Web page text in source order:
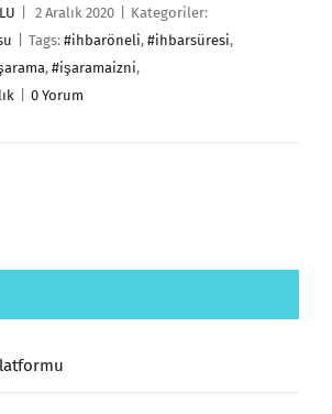
2 Aralık 2020
Kategoriler:
Tags: #ihbaröneli, #ihbarsüresi,
, #işaramaizni,
0 Yorum